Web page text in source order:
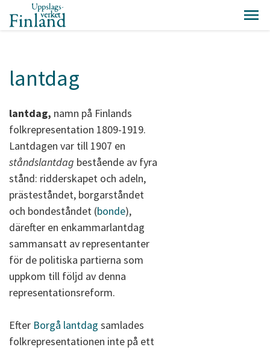
lantdag
lantdag, namn på Finlands
folkrepresentation 1809-1919.
Lantdagen var till 1907 en
ståndslantdag bestående av fyra
stånd: ridderskapet och adeln,
prästeståndet, borgarståndet
och bondeståndet (bonde),
därefter en enkammarlantdag
sammansatt av representanter
för de politiska partierna som
uppkom till följd av denna
representationsreform.
Efter Borgå lantdag samlades
folkrepresentationen inte på ett